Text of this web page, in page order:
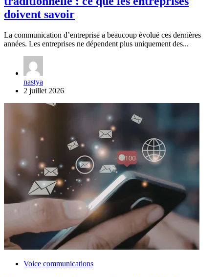
doivent savoir
La communication d’entreprise a beaucoup évolué ces dernières
années. Les entreprises ne dépendent plus uniquement des...
nastya
2 juillet 2026
Voice communications